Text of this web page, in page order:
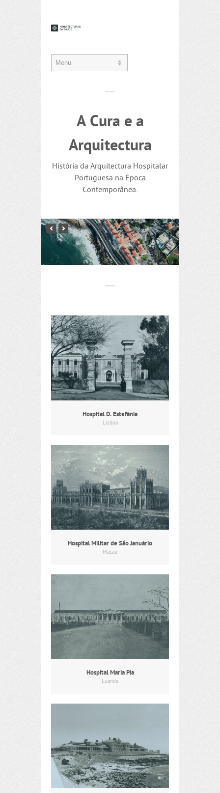
A Cura e a
Arquitectura
História da Arquitectura Hospitalar
Portuguesa na Época
Contemporânea.
Hospital D. Estefânia
Lisboa
Hospital Militar de São Januário
Macau
Hospital Maria Pia
Luanda